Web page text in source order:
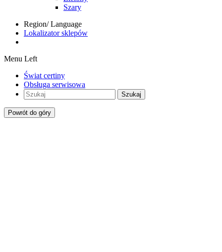
Szary
Region/ Language
Lokalizator sklepów
Menu Left
Świat certiny
Obsługa serwisowa
Szukaj
Powrót do góry